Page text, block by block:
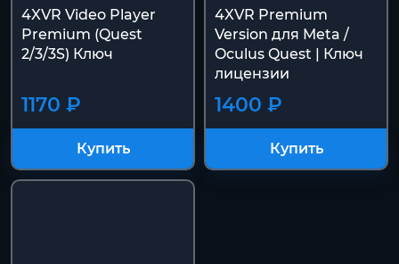
4XVR Video Player
Premium (Quest
2/3/3S) Ключ
1170 ₽
Купить
4XVR Premium
Version для Meta /
Oculus Quest | Ключ
лицензии
1400 ₽
Купить